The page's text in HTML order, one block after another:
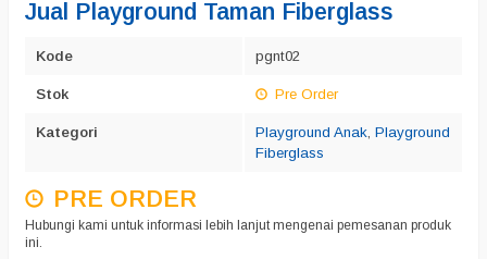
Jual Playground Taman Fiberglass
Kode pgnt02
Stok Pre Order
Kategori Playground Anak, Playground
Fiberglass
PRE ORDER
Hubungi kami untuk informasi lebih lanjut mengenai pemesanan produk
ini.